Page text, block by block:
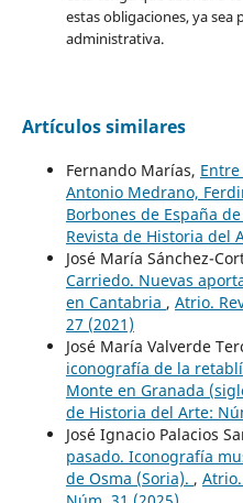
estas obligaciones, ya
administrativa.
Artículos similares
Fernando Marías,
Antonio Medrano,
Borbones de España
Revista de Historia del
José María Sánchez-
Carriedo. Nuevas
en Cantabria , Atrio.
27 (2021)
José María Valverde
iconografía de la
Monte en Granada
de Historia del Arte:
José Ignacio Palacios
pasado. Iconografía
de Osma (Soria). ,